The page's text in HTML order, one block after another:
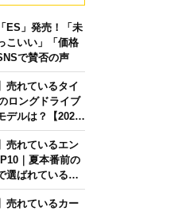
ES」発売！「未
こいい」「価格
で賛否の声
売れているタイ
ロングドライブ
デルは？【2026
売れているエン
｜夏本番前の
選ばれている人
2026年6月版】
売れているカー